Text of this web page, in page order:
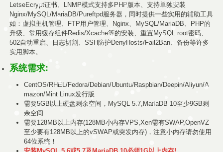
LetseEcrypt证书、LNMP模式支持多PHP版本、支持单独安装
Nginx/MySQL/MariaDB/Pureftpd服务器，同时提供一些实用的辅助工具
如：虚拟主机管理、FTP用户管理、Nginx、MySQL/MariaDB、PHP的
升级、常用缓存组件Redis/Xcache等的安装、重置MySQL root密码、
502自动重启、日志切割、SSH防护DenyHosts/Fail2Ban、备份等许多
实用脚本。
系统需求:
CentOS/RHEL/Fedora/Debian/Ubuntu/Raspbian/Deepin/Aliyun/A
mazon/Mint Linux发行版
需要5GB以上硬盘剩余空间，MySQL 5.7,MariaDB 10至少9GB剩
余空间
需要128MB以上内存(128MB小内存VPS,Xen需有SWAP,OpenVZ
至少要有128MB以上的vSWAP或突发内存)，注意小内存请勿使用
64位系统！